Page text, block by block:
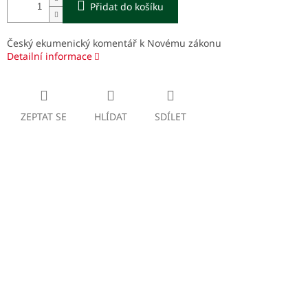
Přidat do košíku
Český ekumenický komentář k Novému zákonu
Detailní informace
ZEPTAT SE HLÍDAT SDÍLET